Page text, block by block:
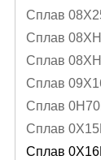
Сплав
Сплав
Сплав
Сплав
Сплав
Сплав
Сплав